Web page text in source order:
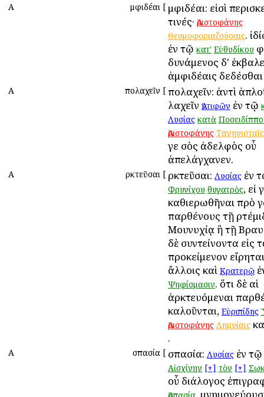
Α
Ἀμφιδέαι [ Ἀμφιδέαι: εἰσὶ
τινές· Ἀριστοφάνης
Θεσμοφοριαζούσαις.
ἐν τῷ κατ' Εὐθυδίκου
δυνάμενος δ'
ἀμφιδέαις
Α Ἀπολαχεῖν [ Ἀπολαχεῖν: ἀντὶ
λαχεῖνἈντιφῶν ἐν τῷ
Λυσίας κατὰ
Ἀριστοφάνης Ταγηνισταῖς
γε σὸς ἀδελφὸς οὗ
ἀπελάγχανεν.
Α Ἀρκτεῦσαι [ Ἀρκτεῦσαι: Λυσίας ἐν
Φρυνίχου θυγατρὸς, εἰ
καθιερωθῆναι πρὸ
παρθένους τῇ
Μουνυχίᾳ ἢ τῇ
δὲ συντείνοντα εἰς
προκείμενον
ἄλλοις καὶ Κρατερῷ
Ψηφίσμασιν. ὅτι δὲ αἱ
ἀρκτευόμεναι
καλοῦνται, Εὐριπίδης
Ἀριστοφάνης Λημνίαις
.
Α Ἀσπασία [ Ἀσπασία: Λυσίας ἐν τῷ
Αἰσχίνην [+] τὸν [+]
οὗ διάλογος